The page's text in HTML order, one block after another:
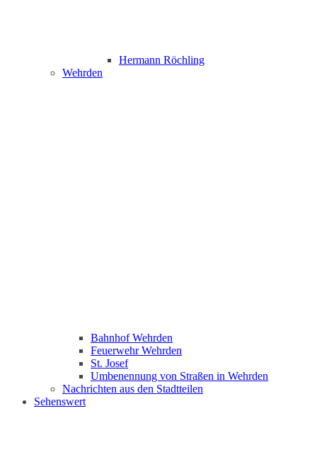
Hermann Röchling
Wehrden
Bahnhof Wehrden
Feuerwehr Wehrden
St. Josef
Umbenennung von Straßen in Wehrden
Nachrichten aus den Stadtteilen
Sehenswert